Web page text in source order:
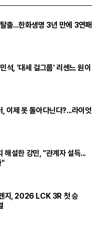
출...한화생명 3년 만에 3연패
석, '대세 걸그룹' 리센느 원이
, 이제 못 돌아다닌다?...라이엇
해설한 강민, "관계자 설득...
"
지, 2026 LCK 3R 첫 승